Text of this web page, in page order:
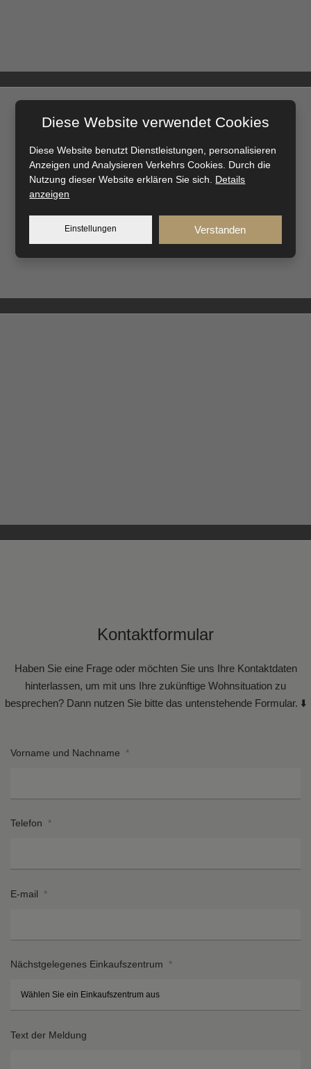
Kontaktformular
Haben Sie eine Frage oder möchten Sie uns Ihre Kontaktdaten
hinterlassen, um mit uns Ihre zukünftige Wohnsituation zu
besprechen? Dann nutzen Sie bitte das untenstehende Formular. ⬇️
Vorname und Nachname *
Telefon *
E-mail *
Nächstgelegenes Einkaufszentrum *
Text der Meldung
Diese Website verwendet Cookies
Diese Website benutzt Dienstleistungen, personalisieren
Anzeigen und Analysieren Verkehrs Cookies. Durch die
Nutzung dieser Website erklären Sie sich. Details
anzeigen
Einstellungen Verstanden